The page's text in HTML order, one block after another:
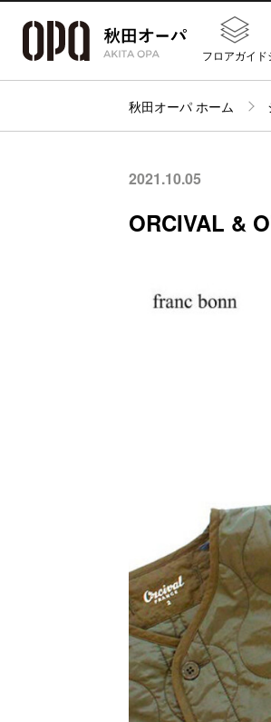
フロアガイド
秋田オーパ ホーム
2021.10.05
ORCIVAL &